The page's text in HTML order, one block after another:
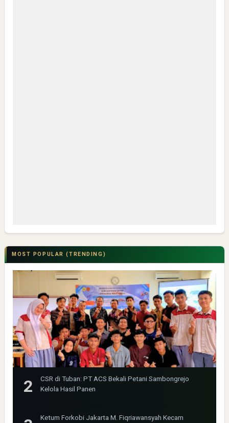
MOST POPULAR (TRENDING)
CSR di Tuban: PT ACS Bekali Petani Sambongrejo
Kelola Hasil Panen
Ketum Forkobi Jakarta M. Fiqriawansyah Kecam